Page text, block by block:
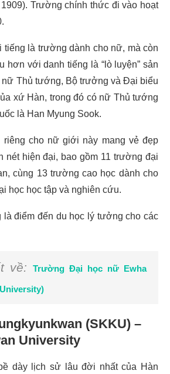
1909). Trường chính thức đi vào hoạt
tiếng là trường dành cho nữ, mà còn
hơn với danh tiếng là “lò luyện” sản
nữ Thủ tướng, Bộ trưởng và Đại biểu
xứ Hàn, trong đó có nữ Thủ tướng
là Han Myung Sook.
riêng cho nữ giới này mang vẻ đẹp
nét hiện đại, bao gồm 11 trường đại
cùng 13 trường cao học dành cho
học học tập và nghiên cứu.
là điểm đến du học lý tưởng cho các
về: Trường Đại học nữ Ewha
(SKKU) –
University
dày lịch sử lâu đời nhất của Hàn